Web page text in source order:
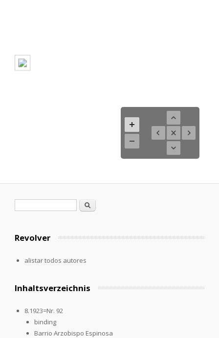
Formulario de búsqueda
Buscar
Revolver
alistar todos autores
Inhaltsverzeichnis
8.1923=Nr. 92
binding
Barrio Arzobispo Espinosa